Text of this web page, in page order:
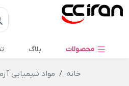
محصولات بلاگ
خانه مواد شیمیایی